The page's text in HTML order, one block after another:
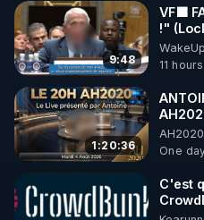
http://rgnr.li/news
🌱 VIDÉOS NON
Toutes les vidéos
http://rgnr.li/odysee
🌱 LES STAGES EN
9:48
VF🟩
!"
WakeUp
11
1:20:36
AH2020
04/08/
AH2020
One
C'est
peut